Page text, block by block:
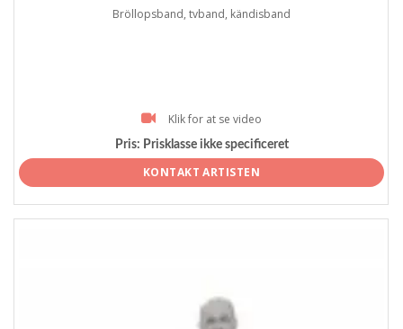
Bröllopsband, tvband, kändisband
Klik for at se video
Pris: Prisklasse ikke specificeret
KONTAKT ARTISTEN